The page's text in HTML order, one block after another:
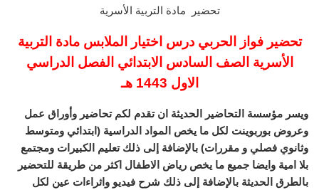
تحضير مادة التربية الأسرية
تحضير فواز الحربي درس اختيار الملابس مادة التربية
الأسرية الصف السادس الابتدائي الفصل الدراسي
الاول 1443 هـ
ويسر مؤسسة التحاضير الحديثة ان تقدم لكم تحاضير وأوراق عمل
وعروض بوربوينت لكل ما يخص المواد الدراسية (ابتدائي ومتوسط
وثانوي فصلي و مقررات) بالإضافة إلى ذلك تعليم الكبيرات ومجتمع
بلا امية وايضا جميع ما يخص رياض الاطفال اكثر من طريقة للتحضير
بالطرق الحديثة بالإضافة إلى ذلك شرح فيديو واثراءات عين لكل